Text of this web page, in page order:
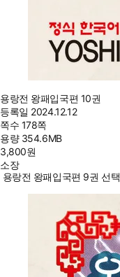
용랑전 왕패입국편 10권
등록일 2024.12.12
쪽수 178쪽
용량 354.6MB
3,800원
소장
용랑전 왕패입국편 9권 선택